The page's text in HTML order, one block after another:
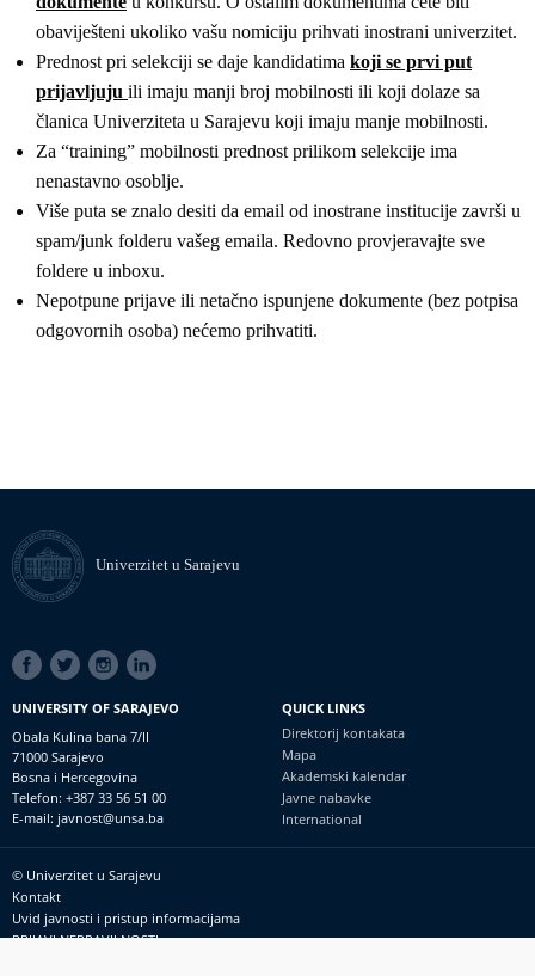
obaviješteni ukoliko vašu nomiciju prihvati inostrani univerzitet.
Prednost pri selekciji se daje kandidatima koji se prvi put
prijavljuju ili imaju manji broj mobilnosti ili koji dolaze sa
članica Univerziteta u Sarajevu koji imaju manje mobilnosti.
Za “training” mobilnosti prednost prilikom selekcije ima
nenastavno osoblje.
Više puta se znalo desiti da email od inostrane institucije završi u
spam/junk folderu vašeg emaila. Redovno provjeravajte sve
foldere u inboxu.
Nepotpune prijave ili netačno ispunjene dokumente (bez potpisa
odgovornih osoba) nećemo prihvatiti.
Univerzitet u Sarajevu
SOCIAL
LINKS
UNIVERSITY OF SARAJEVO
Obala Kulina bana 7/II
71000 Sarajevo
Bosna i Hercegovina
Telefon: +387 33 56 51 00
E-mail: javnost@unsa.ba
QUICK LINKS
Direktorij kontakata
Mapa
Akademski kalendar
Javne nabavke
International
Footer
meni
© Univerzitet u Sarajevu
Kontakt
Uvid javnosti i pristup informacijama
PRIJAVI NEPRAVILNOSTI